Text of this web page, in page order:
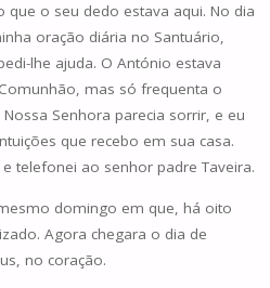
que o seu dedo estava aqui. No dia
oração diária no Santuário,
lhe ajuda. O António estava
mas só frequenta o
Senhora parecia sorrir, e eu
que recebo em sua casa.
telefonei ao senhor padre Taveira.
domingo em que, há oito
Agora chegara o dia de
no coração.